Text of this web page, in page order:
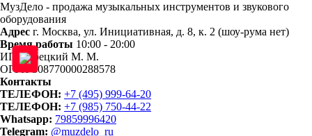
МузДело - продажа музыкальных инструментов и звукового
оборудования
Адрес г. Москва, ул. Инициативная, д. 8, к. 2 (шоу-рума нет)
Время работы 10:00 - 20:00
ИП Порецкий М. М.
ОГРН 308770000288578
Контакты
ТЕЛЕФОН: +7 (495) 999-64-20
ТЕЛЕФОН: +7 (985) 750-44-22
Whatsapp: 79859996420
Telegram: @muzdelo_ru